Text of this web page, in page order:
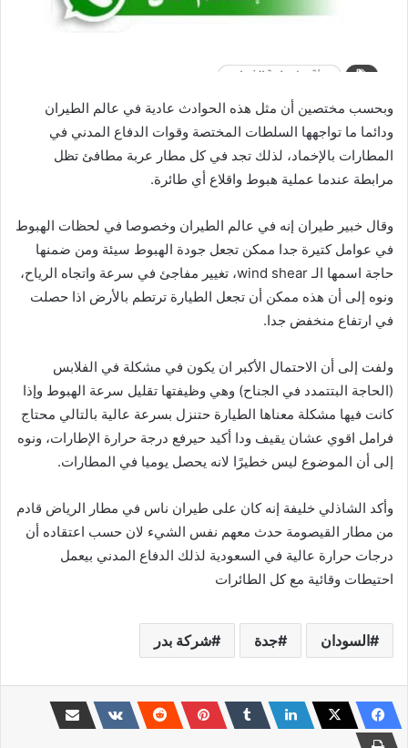
وبحسب مختصين أن مثل هذه الحوادث عادية في عالم الطيران
ودائما ما تواجهها السلطات المختصة وقوات الدفاع المدني في
المطارات بالإخماد، لذلك تجد في كل مطار عربة مطافئ تظل
مرابطة عندما عملية هبوط واقلاع أي طائرة.
وقال خبير طيران إنه في عالم الطيران وخصوصا في لحظات الهبوط
في عوامل كتيرة جدا ممكن تجعل جودة الهبوط سيئة ومن ضمنها
حاجة اسمها الـ wind shear، تغيير مفاجئ في سرعة واتجاه الرياح،
ونوه إلى أن هذه ممكن أن تجعل الطيارة ترتطم بالأرض اذا حصلت
في ارتفاع منخفض جدا.
ولفت إلى أن الاحتمال الأكبر ان يكون في مشكلة في الفلابس
(الحاجة البتتمدد في الجناح) وهي وظيفتها تقليل سرعة الهبوط وإذا
كانت فيها مشكلة معناها الطيارة حتنزل بسرعة عالية بالتالي محتاج
فرامل اقوي عشان يقيف ودا أكيد حيرفع درجة حرارة الإطارات، ونوه
إلى أن الموضوع ليس خطيرًا لانه يحصل يوميا في المطارات.
وأكد الشاذلي خليفة إنه كان على طيران ناس في مطار الرياض قادم
من مطار القيصومة حدث معهم نفس الشيء لان حسب اعتقاده أن
درجات حرارة عالية في السعودية لذلك الدفاع المدني بيعمل
احتيطات وقائية مع كل الطائرات
السودان جدة شركة بدر